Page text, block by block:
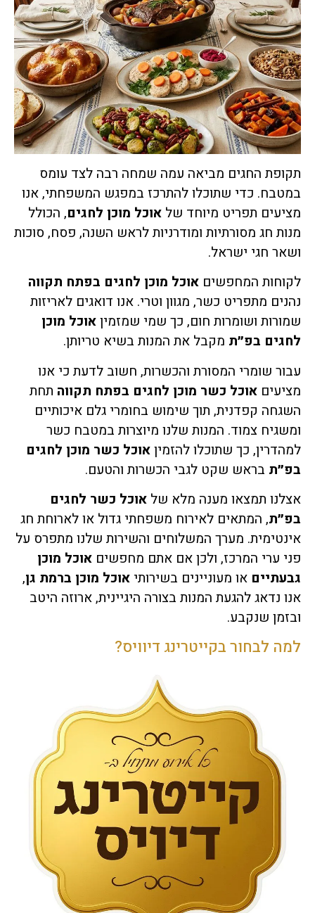
תקופת החגים מביאה עמה שמחה רבה לצד עומס
במטבח. כדי שתוכלו להתרכז במפגש המשפחתי, אנו
מציעים תפריט מיוחד של אוכל מוכן לחגים, הכולל
מנות חג מסורתיות ומודרניות לראש השנה, פסח, סוכות
ושאר חגי ישראל.
לקוחות המחפשים אוכל מוכן לחגים בפתח תקווה
נהנים מתפריט כשר, מגוון וטרי. אנו דואגים לאריזות
שמורות ושומרות חום, כך שמי שמזמיןאוכל מוכן
לחגים בפ״ת מקבל את המנות בשיא טריותן.
עבור שומרי המסורת והכשרות, חשוב לדעת כי אנו
מציעים אוכל כשר מוכן לחגים בפתח תקווה תחת
השגחה קפדנית, תוך שימוש בחומרי גלם איכותיים
ומשגיח צמוד. המנות שלנו מיוצרות במטבח כשר
למהדרין, כך שתוכלו להזמיןאוכל כשר מוכן לחגים
בפ״ת בראש שקט לגבי הכשרות והטעם.
אצלנו תמצאו מענה מלא של אוכל כשר לחגים
בפ״ת, המתאים לאירוח משפחתי גדול או לארוחת חג
אינטימית. מערך המשלוחים והשירות שלנו מתפרס על
פני ערי המרכז, ולכן אם אתם מחפשים אוכל מוכן
גבעתיים או מעוניינים בשירותי אוכל מוכן ברמת גן,
אנו נדאג להגעת המנות בצורה היגיינית, ארוזה היטב
ובזמן שנקבע.
למה לבחור בקייטרינג דיוויס?